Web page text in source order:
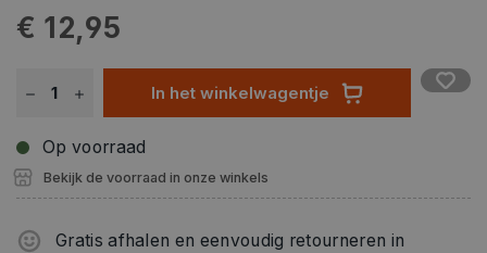
€ 12,95
In het winkelwagentje
Op voorraad
Bekijk de voorraad in onze winkels
Gratis afhalen en eenvoudig retourneren in